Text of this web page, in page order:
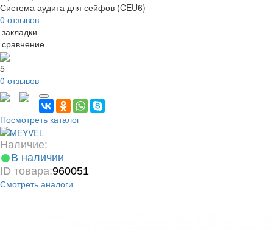
Система аудита для сейфов (CEU6)
0 отзывов
5
0 отзывов
Посмотреть каталог
Наличие:
В наличии
ID товара:960051
Смотреть аналоги